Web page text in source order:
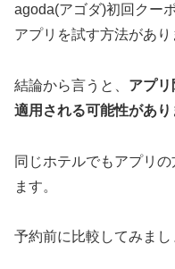
agoda(アゴダ)初回クー
アプリを試す方法があり
結論から言うと、 アプ
適用される可能性があり
同じホテルでもアプリ
ます。
予約前に比較してみまし